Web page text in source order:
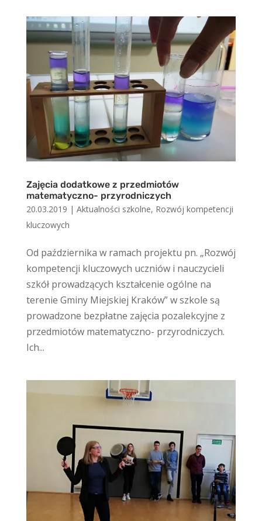
Zajęcia dodatkowe z przedmiotów
matematyczno- przyrodniczych
20.03.2019 | Aktualności szkolne, Rozwój kompetencji
kluczowych
Od października w ramach projektu pn. „Rozwój
kompetencji kluczowych uczniów i nauczycieli
szkół prowadzących kształcenie ogólne na
terenie Gminy Miejskiej Kraków” w szkole są
prowadzone bezpłatne zajęcia pozalekcyjne z
przedmiotów matematyczno- przyrodniczych.
Ich...